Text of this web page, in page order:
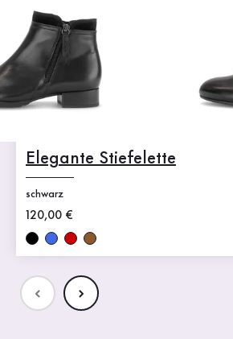
Elegante Stiefelette
schwarz
Neuer Preis
120,00 €